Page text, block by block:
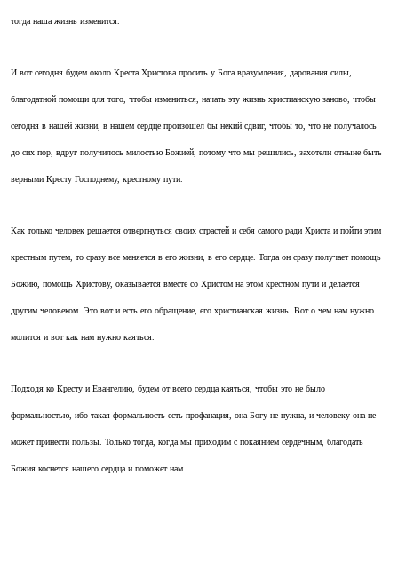
тогда наша жизнь изменится.
И вот сегодня будем около Креста Христова просить у Бога вразумления, дарования силы,
благодатной помощи для того, чтобы измениться, начать эту жизнь христианскую заново, чтобы
сегодня в нашей жизни, в нашем сердце произошел бы некий сдвиг, чтобы то, что не получалось
до сих пор, вдруг получилось милостью Божией, потому что мы решились, захотели отныне быть
верными Кресту Господнему, крестному пути.
Как только человек решается отвергнуться своих страстей и себя самого ради Христа и пойти этим
крестным путем, то сразу все меняется в его жизни, в его сердце. Тогда он сразу получает помощь
Божию, помощь Христову, оказывается вместе со Христом на этом крестном пути и делается
другим человеком. Это вот и есть его обращение, его христианская жизнь. Вот о чем нам нужно
молится и вот как нам нужно каяться.
Подходя ко Кресту и Евангелию, будем от всего сердца каяться, чтобы это не было
формальностью, ибо такая формальность есть профанация, она Богу не нужна, и человеку она не
может принести пользы. Только тогда, когда мы приходим с покаянием сердечным, благодать
Божия коснется нашего сердца и поможет нам.